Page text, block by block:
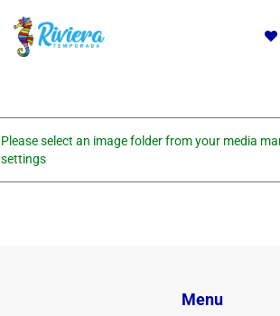
Please select an image folder from your media
settings
Menu